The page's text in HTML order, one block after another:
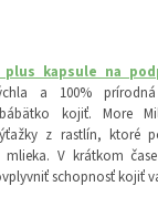
plus kapsule na
a 100%
kojiť. More
z rastlín, ktoré
mlieka. V krátkom
schopnosť kojiť